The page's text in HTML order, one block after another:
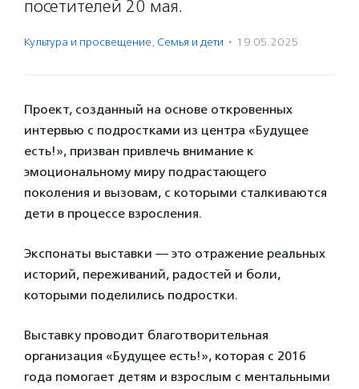
посетителей 20 мая.
Культура и просвещение, Семья и дети · 19.05.2025
Проект, созданный на основе откровенных
интервью с подростками из центра «Будущее
есть!», призван привлечь внимание к
эмоциональному миру подрастающего
поколения и вызовам, с которыми сталкиваются
дети в процессе взросления.
Экспонаты выставки — это отражение реальных
историй, переживаний, радостей и боли,
которыми поделились подростки.
Выставку проводит благотворительная
организация «Будущее есть!», которая с 2016
года помогает детям и взрослым с ментальными